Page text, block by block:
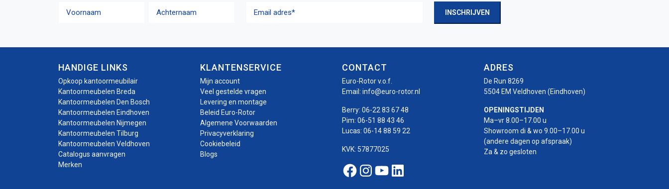
INSCHRIJVEN
HANDIGE LINKS
Opkoop kantoormeubilair
Kantoormeubelen Breda
Kantoormeubelen Den Bosch
Kantoormeubelen Eindhoven
Kantoormeubelen Nijmegen
Kantoormeubelen Tilburg
Kantoormeubelen Veldhoven
Catalogus aanvragen
Merken
KLANTENSERVICE
Mijn account
Veel gestelde vragen
Levering en montage
Beleid Euro-Rotor
Algemene Voorwaarden
Privacyverklaring
Cookiebeleid
Blogs
CONTACT
Euro-Rotor v.o.f.
Email: info@euro-rotor.nl
Berry: 06-22 83 67 48
Pim: 06-51 88 43 46
Lucas: 06-14 88 59 22
KVK: 57877025
Facebook Euro-rotor
Instagram Euro-rotor
Youtube Euro-rotor
Linkedin Euro-rotor
ADRES
De Run 8269
5504 EM Veldhoven (Eindhoven)
OPENINGSTIJDEN
Ma–vr 8.00–17.00 u
Showroom di & wo 9.00–17.00 u
(andere dagen op afspraak)
Za & zo gesloten